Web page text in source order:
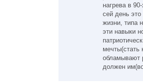
нагрева в
сей день
жизни, типа
эти навыки
мечты(стать
обламывают
должен